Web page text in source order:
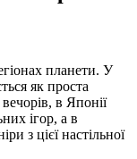
планети. У
як проста
в Японії
ігор, а в
з цієї настільної